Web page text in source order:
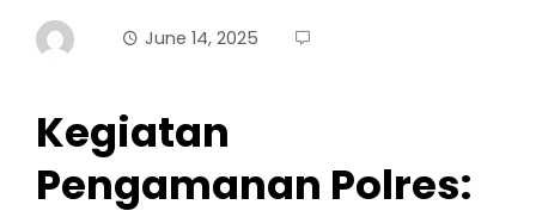
June 14, 2025
Kegiatan
Pengamanan Polres: